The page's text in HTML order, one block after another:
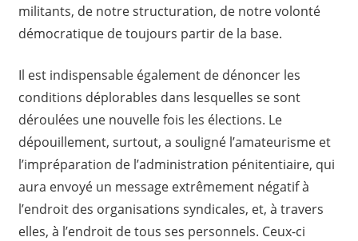
militants, de notre structuration, de notre volonté
démocratique de toujours partir de la base.
Il est indispensable également de dénoncer les
conditions déplorables dans lesquelles se sont
déroulées une nouvelle fois les élections. Le
dépouillement, surtout, a souligné l’amateurisme et
l’impréparation de l’administration pénitentiaire, qui
aura envoyé un message extrêmement négatif à
l’endroit des organisations syndicales, et, à travers
elles, à l’endroit de tous ses personnels. Ceux-ci